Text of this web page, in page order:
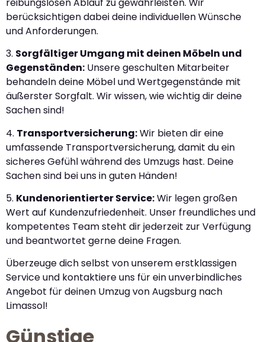
berücksichtigen dabei deine individuellen Wünsche
und Anforderungen.
3. Sorgfältiger Umgang mit deinen Möbeln und
Gegenständen: Unsere geschulten Mitarbeiter
behandeln deine Möbel und Wertgegenstände mit
äußerster Sorgfalt. Wir wissen, wie wichtig dir deine
Sachen sind!
4. Transportversicherung:Wir bieten dir eine
umfassende Transportversicherung, damit du ein
sicheres Gefühl während des Umzugs hast. Deine
Sachen sind bei uns in guten Händen!
5. Kundenorientierter Service:Wir legen großen
Wert auf Kundenzufriedenheit. Unser freundliches und
kompetentes Team steht dir jederzeit zur Verfügung
und beantwortet gerne deine Fragen.
Überzeuge dich selbst von unserem erstklassigen
Service und kontaktiere uns für ein unverbindliches
Angebot für deinen Umzug von Augsburg nach
Limassol!
Günstige